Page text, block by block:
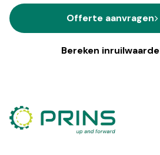
Offerte aanvragen
Bereken inruilwaarde